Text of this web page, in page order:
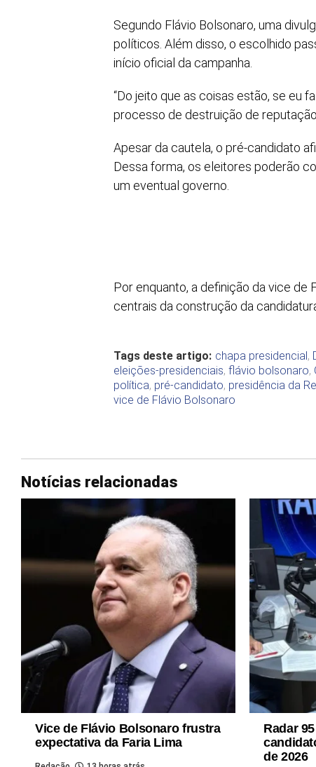
Segundo Flávio Bolsonaro, uma
políticos. Além disso, o escolhido
início oficial da campanha.
“Do jeito que as coisas estão, se eu
processo de destruição de
Apesar da cautela, o pré-candidato
Dessa forma, os eleitores poderão
um eventual governo.
Por enquanto, a definição da vice de
centrais da construção da
Tags deste artigo: chapa presidencial,
eleições-presidenciais, flávio bolsonaro,
política, pré-candidato, presidência da
vice de Flávio Bolsonaro
Notícias relacionadas
Vice de Flávio Bolsonaro frustra
expectativa da Faria Lima
Radar
de 2026